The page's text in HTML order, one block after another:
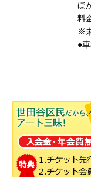
ほ
料
※
●